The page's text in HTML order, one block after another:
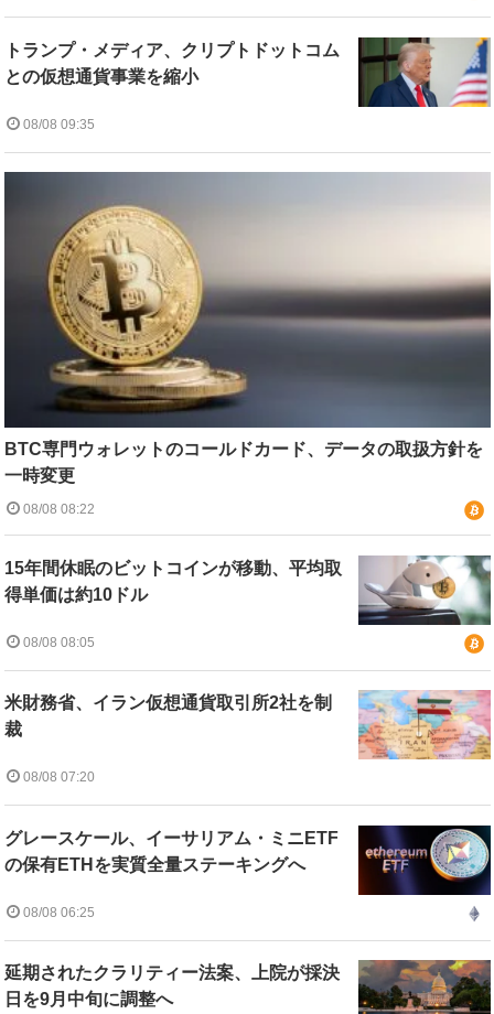
トランプ・メディア、クリプトドットコム
との仮想通貨事業を縮小
08/08 09:35
BTC専門ウォレットのコールドカード、データの取扱方針を
一時変更
08/08 08:22
15年間休眠のビットコインが移動、平均取
得単価は約10ドル
08/08 08:05
米財務省、イラン仮想通貨取引所2社を制
裁
08/08 07:20
グレースケール、イーサリアム・ミニETF
の保有ETHを実質全量ステーキングへ
08/08 06:25
延期されたクラリティー法案、上院が採決
日を9月中旬に調整へ